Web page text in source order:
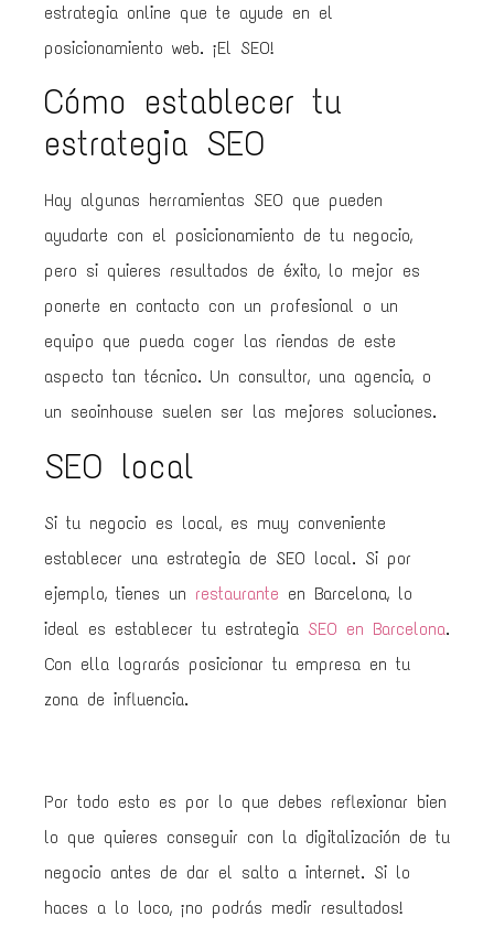
estrategia online que te ayude en el
posicionamiento web. ¡El SEO!
Cómo establecer tu
estrategia SEO
Hay algunas herramientas SEO que pueden
ayudarte con el posicionamiento de tu negocio,
pero si quieres resultados de éxito, lo mejor es
ponerte en contacto con un profesional o un
equipo que pueda coger las riendas de este
aspecto tan técnico. Un consultor, una agencia, o
un seoinhouse suelen ser las mejores soluciones.
SEO local
Si tu negocio es local, es muy conveniente
establecer una estrategia de SEO local. Si por
ejemplo, tienes un restaurante en Barcelona, lo
ideal es establecer tu estrategia SEO en Barcelona.
Con ella lograrás posicionar tu empresa en tu
zona de influencia.
Por todo esto es por lo que debes reflexionar bien
lo que quieres conseguir con la digitalización de tu
negocio antes de dar el salto a internet. Si lo
haces a lo loco, ¡no podrás medir resultados!